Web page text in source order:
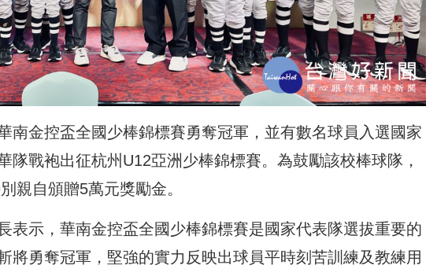
南金控盃全國少棒錦標賽勇奪冠軍，並有數名球員入選國家
隊戰袍出征杭州U12亞洲少棒錦標賽。為鼓勵該校棒球隊，
親自頒贈5萬元獎勵金。
表示，華南金控盃全國少棒錦標賽是國家代表隊選拔重要的
將勇奪冠軍，堅強的實力反映出球員平時刻苦訓練及教練用